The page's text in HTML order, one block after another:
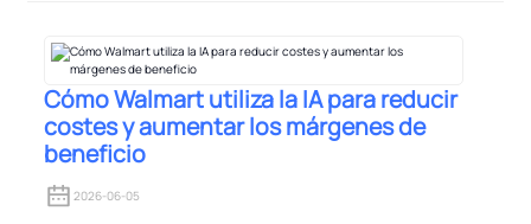
Cómo Walmart utiliza la IA para reducir
costes y aumentar los márgenes de
beneficio
2026-06-05